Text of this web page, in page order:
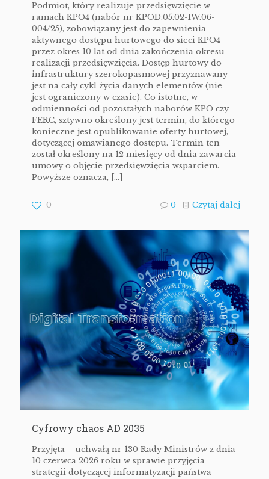
Podmiot, który realizuje przedsięwzięcie w
ramach KPO4 (nabór nr KPOD.05.02-IW.06-
004/25), zobowiązany jest do zapewnienia
aktywnego dostępu hurtowego do sieci KPO4
przez okres 10 lat od dnia zakończenia okresu
realizacji przedsięwzięcia. Dostęp hurtowy do
infrastruktury szerokopasmowej przyznawany
jest na cały cykl życia danych elementów (nie
jest ograniczony w czasie). Co istotne, w
odmienności od pozostałych naborów KPO czy
FERC, sztywno określony jest termin, do którego
konieczne jest opublikowanie oferty hurtowej,
dotyczącej omawianego dostępu. Termin ten
został określony na 12 miesięcy od dnia zawarcia
umowy o objęcie przedsięwzięcia wsparciem.
Powyższe oznacza, […]
0 0 Czytaj dalej
Cyfrowy chaos AD 2035
Przyjęta – uchwałą nr 130 Rady Ministrów z dnia
10 czerwca 2026 roku w sprawie przyjęcia
strategii dotyczącej informatyzacji państwa